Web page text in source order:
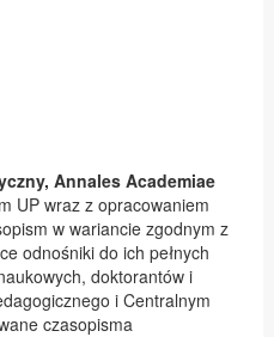
Annales Academiae
UP wraz z opracowaniem
w wariancie zgodnym z
odnośniki do ich pełnych
doktorantów i
i Centralnym
czasopisma